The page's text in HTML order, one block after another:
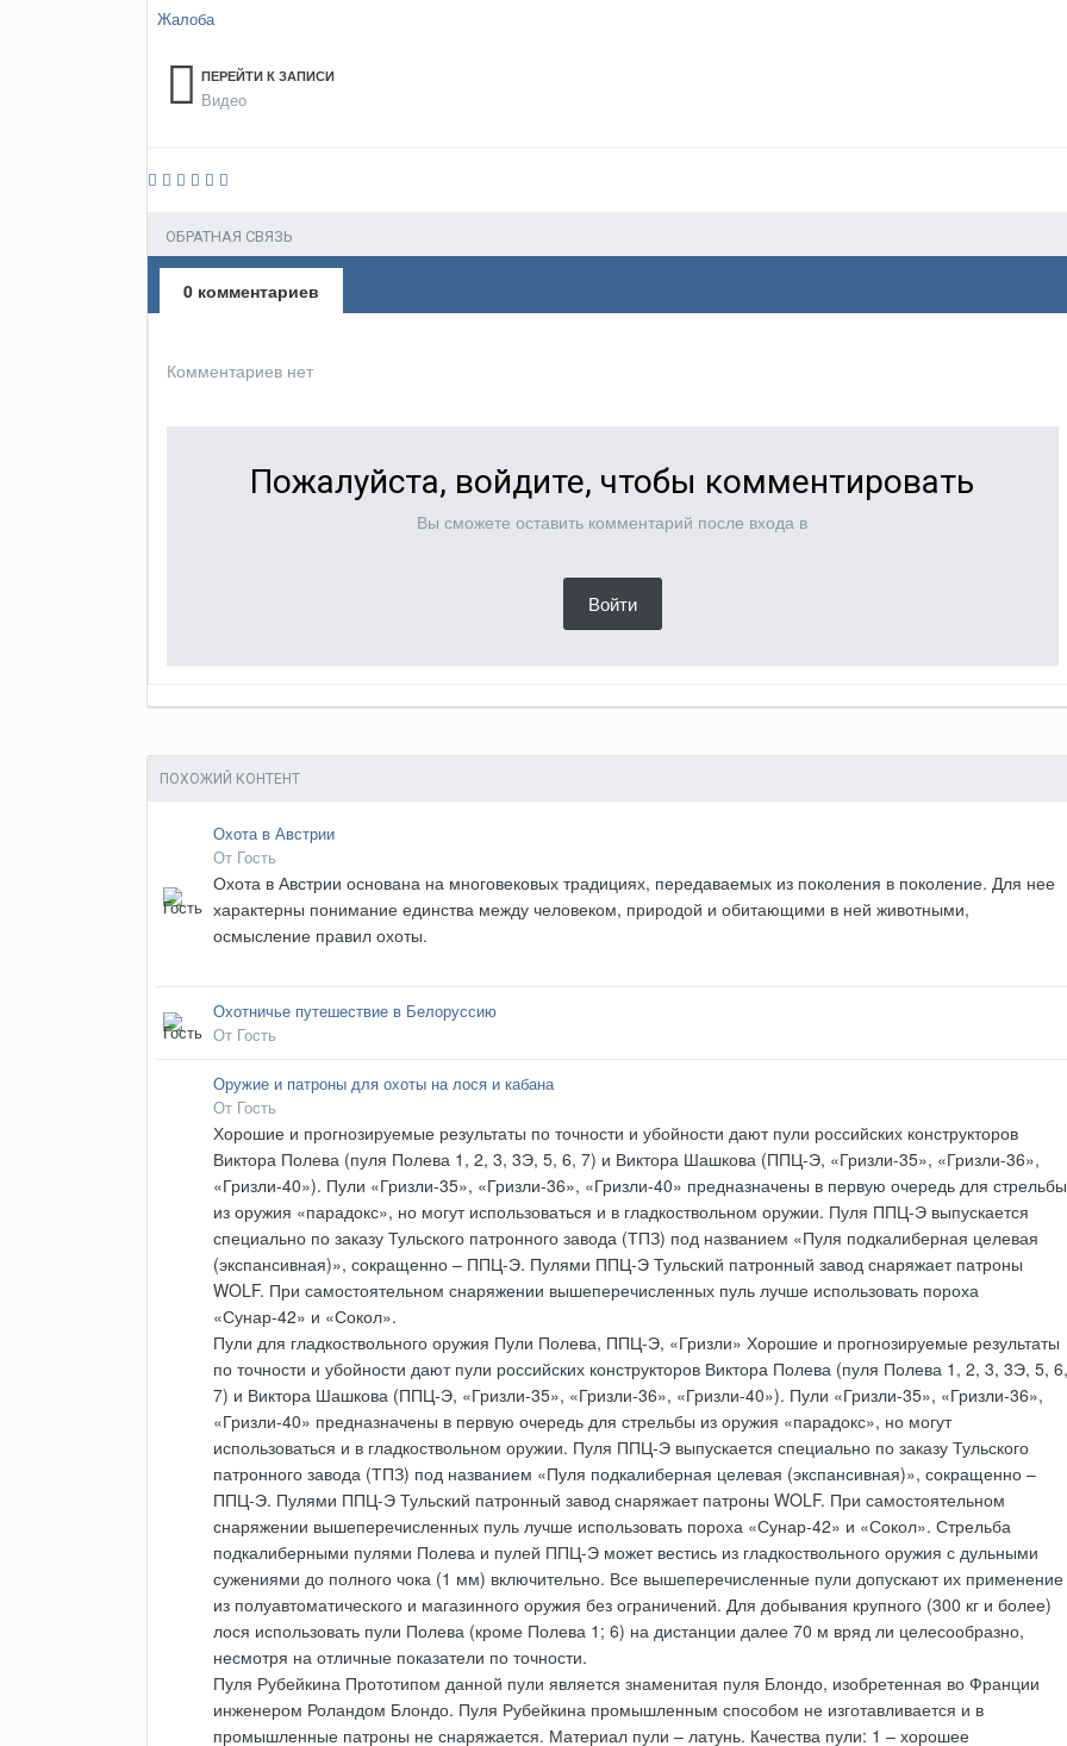
Жалоба
ПЕРЕЙТИ К ЗАПИСИ
Видео
ОБРАТНАЯ СВЯЗЬ
0 комментариев
Комментариев нет
Пожалуйста, войдите, чтобы комментировать
Вы сможете оставить комментарий после входа в
Войти
ПОХОЖИЙ КОНТЕНТ
Охота в Австрии
От Гость
Охота в Австрии основана на многовековых традициях, передаваемых из поколения в поколение. Для нее
характерны понимание единства между человеком, природой и обитающими в ней животными,
осмысление правил охоты.
Охотничье путешествие в Белоруссию
От Гость
Оружие и патроны для охоты на лося и кабана
От Гость
Хорошие и прогнозируемые результаты по точности и убойности дают пули российских конструкторов
Виктора Полева (пуля Полева 1, 2, 3, 3Э, 5, 6, 7) и Виктора Шашкова (ППЦ-Э, «Гризли-35», «Гризли-36»,
«Гризли-40»). Пули «Гризли-35», «Гризли-36», «Гризли-40» предназначены в первую очередь для стрельбы
из оружия «парадокс», но могут использоваться и в гладкоствольном оружии. Пуля ППЦ-Э выпускается
специально по заказу Тульского патронного завода (ТПЗ) под названием «Пуля подкалиберная целевая
(экспансивная)», сокращенно – ППЦ-Э. Пулями ППЦ-Э Тульский патронный завод снаряжает патроны
WOLF. При самостоятельном снаряжении вышеперечисленных пуль лучше использовать пороха
«Сунар-42» и «Сокол».
Пули для гладкоствольного оружия Пули Полева, ППЦ-Э, «Гризли» Хорошие и прогнозируемые результаты
по точности и убойности дают пули российских конструкторов Виктора Полева (пуля Полева 1, 2, 3, 3Э, 5, 6,
7) и Виктора Шашкова (ППЦ-Э, «Гризли-35», «Гризли-36», «Гризли-40»). Пули «Гризли-35», «Гризли-36»,
«Гризли-40» предназначены в первую очередь для стрельбы из оружия «парадокс», но могут
использоваться и в гладкоствольном оружии. Пуля ППЦ-Э выпускается специально по заказу Тульского
патронного завода (ТПЗ) под названием «Пуля подкалиберная целевая (экспансивная)», сокращенно –
ППЦ-Э. Пулями ППЦ-Э Тульский патронный завод снаряжает патроны WOLF. При самостоятельном
снаряжении вышеперечисленных пуль лучше использовать пороха «Сунар-42» и «Сокол». Стрельба
подкалиберными пулями Полева и пулей ППЦ-Э может вестись из гладкоствольного оружия с дульными
сужениями до полного чока (1 мм) включительно. Все вышеперечисленные пули допускают их применение
из полуавтоматического и магазинного оружия без ограничений. Для добывания крупного (300 кг и более)
лося использовать пули Полева (кроме Полева 1; 6) на дистанции далее 70 м вряд ли целесообразно,
несмотря на отличные показатели по точности.
Пуля Рубейкина Прототипом данной пули является знаменитая пуля Блондо, изобретенная во Франции
инженером Роландом Блондо. Пуля Рубейкина промышленным способом не изготавливается и в
промышленные патроны не снаряжается. Материал пули – латунь. Качества пули: 1 – хорошее